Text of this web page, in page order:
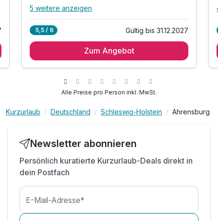
Alle Inklusivleistungen
1 x Verwöhnfrühstück vom reichhaltigen Buffet
1 x Flasche Wasser bei Anreise auf dem Zimmer
inkl. Coffee to go bei Abreise
inkl. W-LAN im Hotel
5 weitere anzeigen
5,5 / 6 Gültig bis 31.12.2027
Zum Angebot
Alle Preise pro Person inkl. MwSt.
Kurzurlaub Deutschland Schleswig-Holstein Ahrensburg
Newsletter abonnieren
Persönlich kuratierte Kurzurlaub-Deals direkt in
dein Postfach
E-Mail-Adresse*